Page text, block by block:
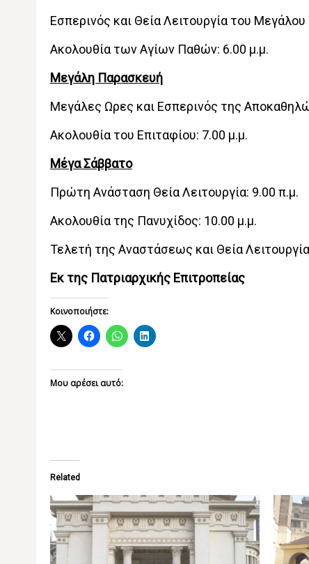
Εσπερινός και Θεία Λειτουργία του Μεγάλου
Ακολουθία των Αγίων Παθών: 6.00 μ.μ.
Μεγάλη Παρασκευή
Μεγάλες Ωρες και Εσπερινός της
Ακολουθία του Επιταφίου: 7.00 μ.μ.
Μέγα Σάββατο
Πρώτη Ανάσταση Θεία Λειτουργία: 9.00 π.μ.
Ακολουθία της Πανυχίδος: 10.00 μ.μ.
Τελετή της Αναστάσεως και Θεία
Εκ της Πατριαρχικής Επιτροπείας
Κοινοποιήστε:
Μου αρέσει αυτό:
Related